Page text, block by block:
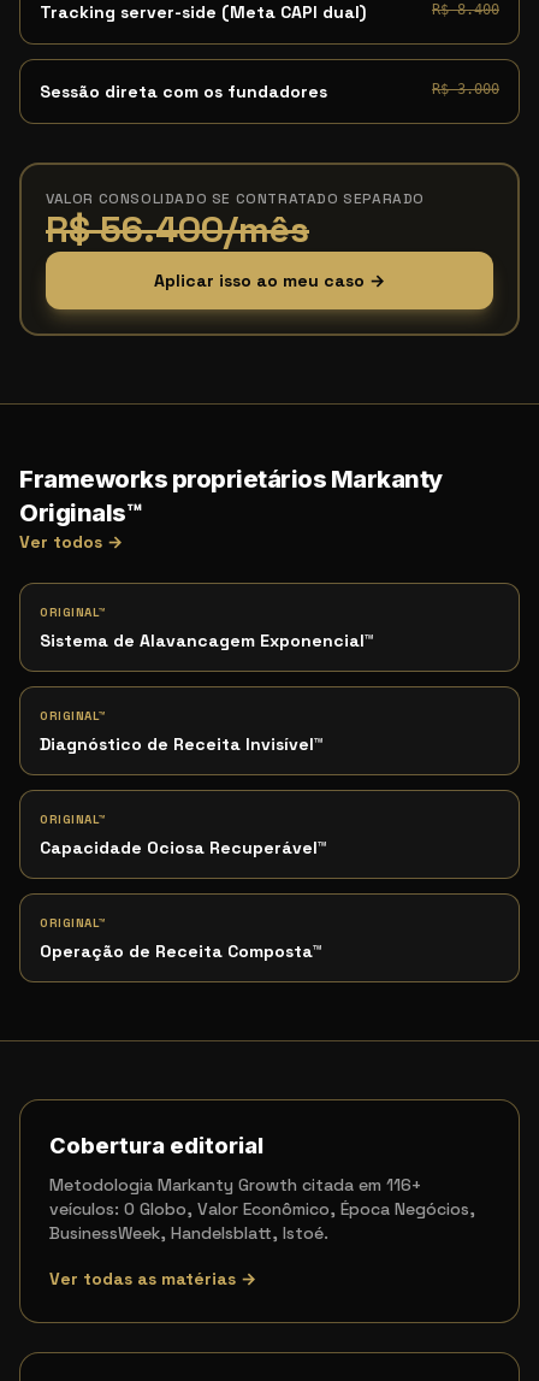
Tracking server-side (Meta CAPI dual) R$ 8.400
Sessão direta com os fundadores R$ 3.000
VALOR CONSOLIDADO SE CONTRATADO SEPARADO
R$ 56.400/mês
Aplicar isso ao meu caso →
Frameworks proprietários Markanty
Originals™
Ver todos →
ORIGINAL™
Sistema de Alavancagem Exponencial™
ORIGINAL™
Diagnóstico de Receita Invisível™
ORIGINAL™
Capacidade Ociosa Recuperável™
ORIGINAL™
Operação de Receita Composta™
Cobertura editorial
Metodologia Markanty Growth citada em 116+
veículos: O Globo, Valor Econômico, Época Negócios,
BusinessWeek, Handelsblatt, Istoé.
Ver todas as matérias →